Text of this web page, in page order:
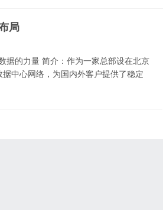
局
据的力量 简介：作为一家总部设在北京
中心网络，为国内外客户提供了稳定